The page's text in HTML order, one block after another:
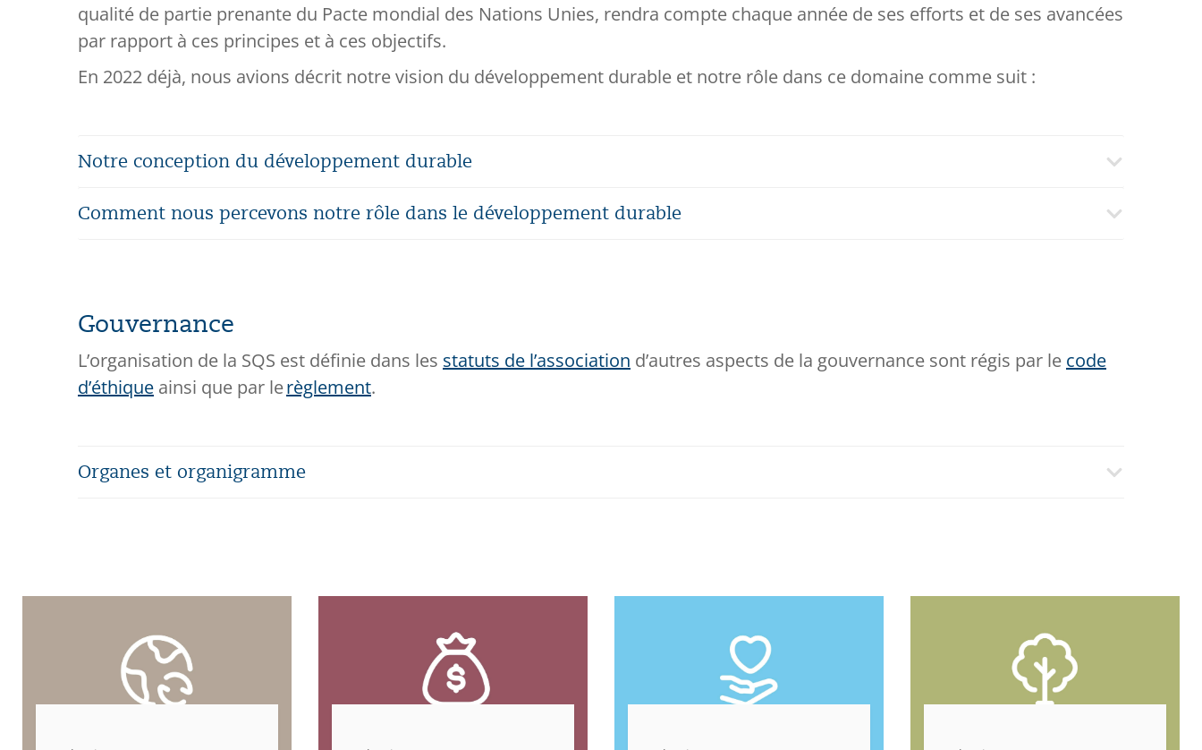
qualité de partie prenante du Pacte mondial des Nations Unies, rendra compte chaque année de ses efforts et de ses avancées
par rapport à ces principes et à ces objectifs.
En 2022 déjà, nous avions décrit notre vision du développement durable et notre rôle dans ce domaine comme suit :
Notre conception du développement durable
Comment nous percevons notre rôle dans le développement durable
Gouvernance
L’organisation de la SQS est définie dans les statuts de l’association d’autres aspects de la gouvernance sont régis par le code
d’éthique ainsi que par lerèglement.
Organes et organigramme